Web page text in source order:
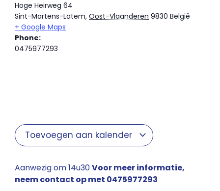
Aanwezig om 14u30Voor meer informatie,
neem contact op met 0475977293
Hoge Heirweg 64
Sint-Martens-Latem, Oost-Vlaanderen 9830 België
+ Google Maps
Phone:
0475977293
Toevoegen aan kalender